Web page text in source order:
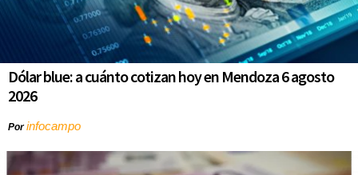
Dólar blue: a cuánto cotizan hoy en Mendoza 6 agosto
2026
Porinfocampo